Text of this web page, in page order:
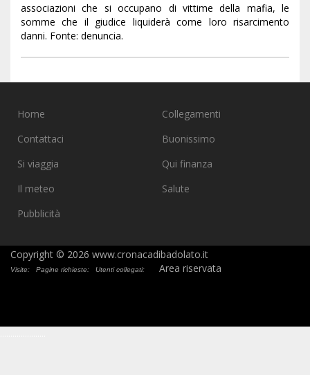
associazioni che si occupano di vittime della mafia, le
somme che il giudice liquiderà come loro risarcimento
danni. Fonte: denuncia.
Home
Collegamenti
Contattaci
Buonissimo
Si viaggia
Qui finanza
Il meteo
Salute
Pubblicità
Copyright © 2026 www.cronacadibadolato.it
Visite: Pagine richieste: Utenti collegati: Area riservata